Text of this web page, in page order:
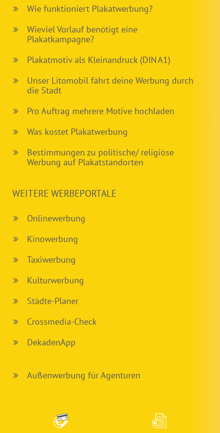
Wie funktioniert Plakatwerbung?
Wieviel Vorlauf benötigt eine
Plakatkampagne?
Plakatmotiv als Kleinandruck (DIN A1)
Unser Litomobil fährt deine Werbung durch
die Stadt
Pro Auftrag mehrere Motive hochladen
Was kostet Plakatwerbung
Bestimmungen zu politische/ religiöse
Werbung auf Plakatstandorten
WEITERE WERBEPORTALE
Onlinewerbung
Kinowerbung
Taxiwerbung
Kulturwerbung
Städte-Planer
Crossmedia-Check
DekadenApp
Außenwerbung für Agenturen